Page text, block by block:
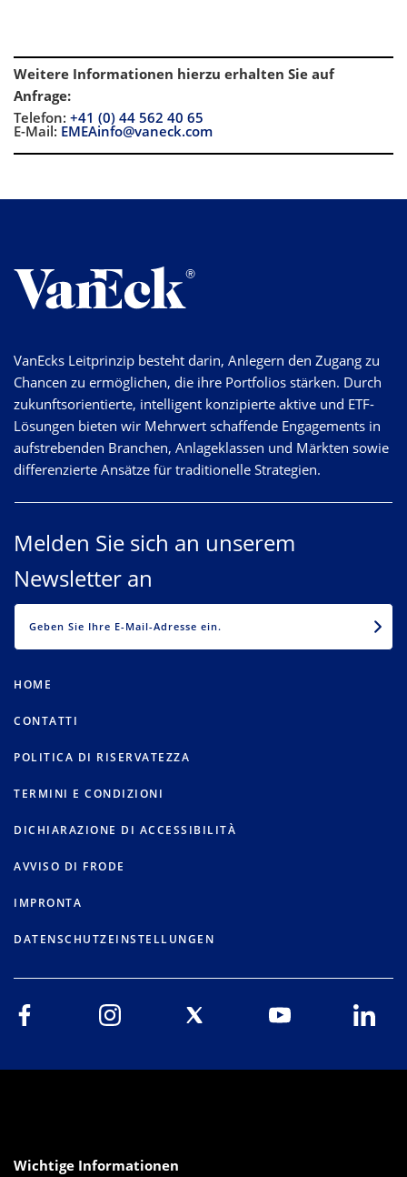
Weitere Informationen hierzu erhalten Sie auf
Anfrage:
Telefon: +41 (0) 44 562 40 65
E-Mail: EMEAinfo@vaneck.com
VanEcks Leitprinzip besteht darin, Anlegern den Zugang zu
Chancen zu ermöglichen, die ihre Portfolios stärken. Durch
zukunftsorientierte, intelligent konzipierte aktive und ETF-
Lösungen bieten wir Mehrwert schaffende Engagements in
aufstrebenden Branchen, Anlageklassen und Märkten sowie
differenzierte Ansätze für traditionelle Strategien.
Melden Sie sich an unserem
Newsletter an
HOME
CONTATTI
POLITICA DI RISERVATEZZA
TERMINI E CONDIZIONI
DICHIARAZIONE DI ACCESSIBILITÀ
AVVISO DI FRODE
IMPRONTA
DATENSCHUTZEINSTELLUNGEN
Wichtige Informationen